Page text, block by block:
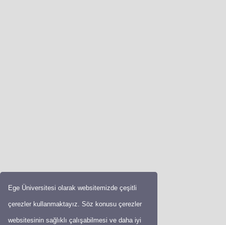
Ege Üniversitesi olarak websitemizde çeşitli
çerezler kullanmaktayız. Söz konusu çerezler
websitesinin sağlıklı çalışabilmesi ve daha iyi